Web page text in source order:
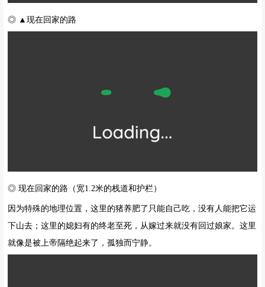
◎ ▲现在回家的路
◎ 现在回家的路（宽1.2米的栈道和护栏）
因为特殊的地理位置，这里的猪养肥了只能自己吃，没有人能把它运
下山去；这里的媳妇有的终老至死，从嫁过来就没有回过娘家。这里
就像是被上帝隔绝起来了，孤独而宁静。